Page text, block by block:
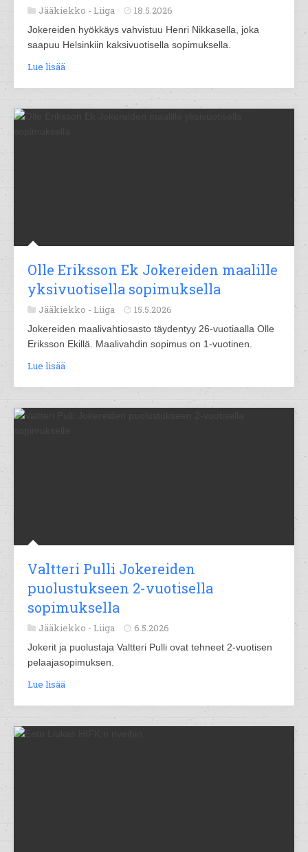
Jääkiekko - Liiga 18.5.2026
Jokereiden hyökkäys vahvistuu Henri Nikkasella, joka
saapuu Helsinkiin kaksivuotisella sopimuksella.
Lue lisää
Olle Eriksson Ek Jokereiden maalille
yksivuotisella sopimuksella
Jääkiekko - Liiga 15.5.2026
Jokereiden maalivahtiosasto täydentyy 26-vuotiaalla Olle
Eriksson Ekillä. Maalivahdin sopimus on 1-vuotinen.
Lue lisää
Valtteri Pulli Jokereiden
puolustukseen 2-vuotisella
sopimuksella
Jääkiekko - Liiga 6.5.2026
Jokerit ja puolustaja Valtteri Pulli ovat tehneet 2-vuotisen
pelaajasopimuksen.
Lue lisää